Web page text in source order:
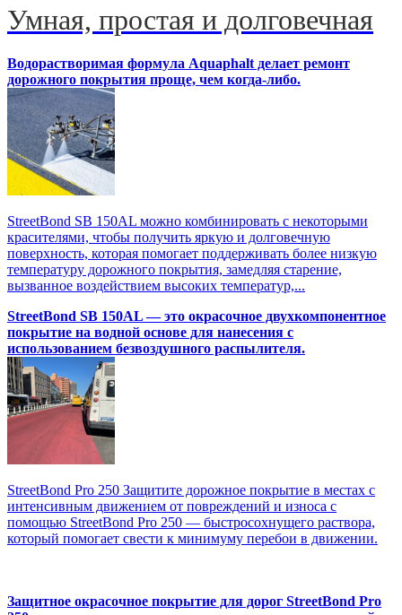
Умная, простая и долговечная
Водорастворимая формула Aquaphalt делает ремонт
дорожного покрытия проще, чем когда-либо.
StreetBond SB 150AL можно комбинировать с некоторыми
красителями, чтобы получить яркую и долговечную
поверхность, которая помогает поддерживать более низкую
температуру дорожного покрытия, замедляя старение,
вызванное воздействием высоких температур,...
StreetBond SB 150AL — это окрасочное двухкомпонентное
покрытие на водной основе для нанесения с
использованием безвоздушного распылителя.
StreetBond Pro 250 Защитите дорожное покрытие в местах с
интенсивным движением от повреждений и износа с
помощью StreetBond Pro 250 — быстросохнущего раствора,
который помогает свести к минимуму перебои в движении.
Защитное окрасочное покрытие для дорог StreetBond Pro